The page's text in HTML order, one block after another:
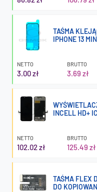
TAŚMA
IPHONE 13
NETTO
3.00 zł
BRUTTO
3.69 zł
INCELL HD+
NETTO
102.02 zł
BRUTTO
125.49 zł
TAŚMA FLEX
DO